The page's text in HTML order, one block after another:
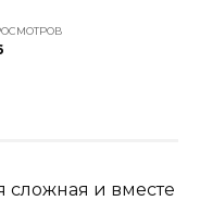
сложная и вместе